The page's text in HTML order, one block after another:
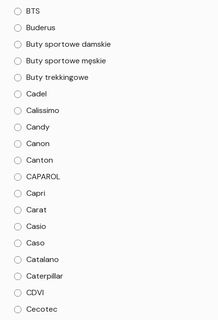
BTS
Buderus
Buty sportowe damskie
Buty sportowe męskie
Buty trekkingowe
Cadel
Calissimo
Candy
Canon
Canton
CAPAROL
Capri
Carat
Casio
Caso
Catalano
Caterpillar
CDVI
Cecotec